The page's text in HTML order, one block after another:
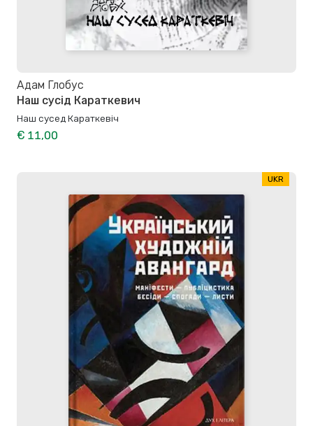
Адам Глобус
Наш сусід Караткевич
Наш сусед Караткевіч
€ 11,00
UKR